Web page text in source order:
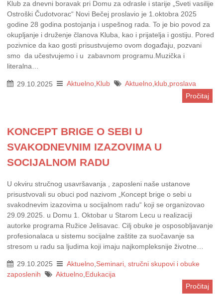
Klub za dnevni boravak pri Domu za odrasle i starije „Sveti vasilije
Ostroški Čudotvorac“ Novi Bečej proslavio je 1.oktobra 2025
godine 28 godina postojanja i uspešnog rada. To je bio povod za
okupljanje i druženje članova Kluba, kao i prijatelja i gostiju. Pored
pozivnice da kao gosti prisustvujemo ovom događaju, pozvani
smo da učestvujemo i u zabavnom programu.Muzička i
literalna…
29.10.2025 Aktuelno,Klub Aktuelno,klub,proslava
Pročitaj
KONCEPT BRIGE O SEBI U
SVAKODNEVNIM IZAZOVIMA U
SOCIJALNOM RADU
U okviru stručnog usavršavanja , zaposleni naše ustanove
prisustvovali su obuci pod nazivom „Koncept brige o sebi u
svakodnevim izazovima u socijalnom radu“ koji se organizovao
29.09.2025. u Domu 1. Oktobar u Starom Lecu u realizaciji
autorke programa Ružice Jelisavac. Cilj obuke je osposobljavanje
profesionalaca u sistemu socijalne zaštite za suočavanje sa
stresom u radu sa ljudima koji imaju najkompleksnije životne…
29.10.2025 Aktuelno Seminari, stručni skupovi i obuke
zaposlenih
Aktuelno Edukacija
Pročitaj